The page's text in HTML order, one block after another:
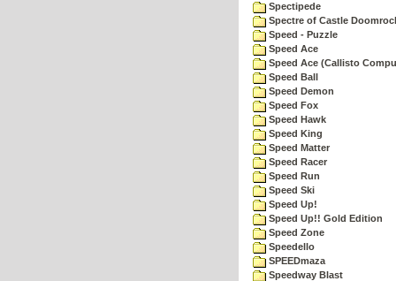
Spectipede
Spectre of Castle
Speed - Puzzle
Speed Ace
Speed Ace (Callisto
Speed Ball
Speed Demon
Speed Fox
Speed Hawk
Speed King
Speed Matter
Speed Racer
Speed Run
Speed Ski
Speed Up!
Speed Up!! Gold Edition
Speed Zone
Speedello
SPEEDmaza
Speedway Blast